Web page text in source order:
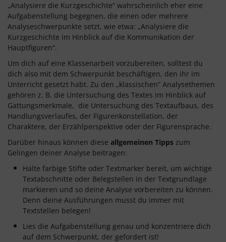
„Analysiere die Kurzgeschichte“ wahrscheinlich eher eine
Aufgabenstellung begegnen, die einen oder mehrere
Analyseschwerpunkte setzt, wie etwa: „Analysiere die
Kurzgeschichte im Hinblick auf die Kommunikation der
Hauptfiguren“.
Um dich auf eine Klassenarbeit vorzubereiten, solltest du
dich also mit dem Schwerpunkt beschäftigen, den ihr im
Unterricht gesetzt habt. Zu den „klassischen“ Analysethemen
gehören z. B. die Untersuchung des Textes im Hinblick auf
Gattungsmerkmale, die Untersuchung des Textaufbaus, des
Handlungsverlaufes, der Figurenkonstellation, der
Charaktere, der Erzählperspektive oder der Figurensprache.
Darüber hinaus können diese allgemeinen Tipps zum
Gelingen deiner Analyse beitragen:
Halte farbige Stifte oder Textmarker bereit, um wichtige
Textabschnitte oder Belegstellen in der Textgrundlage
markieren und so deine Analyse vorbereiten zu können.
Denn deine Ausführungen musst du immer mit
Textstellen belegen!
Lies die Aufgabenstellung genau und konzentriere dich
auf dem Schwerpunkt, der gefordert ist!